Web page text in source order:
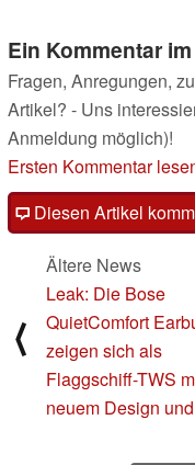
Ein Kommentar
Fragen, Anregungen,
Artikel? - Uns
Anmeldung möglich)!
Ersten Kommentar
Diesen Artikel
⟨
Ältere News
Leak: Die Bose
QuietComfort
zeigen sich als
Flaggschiff-TWS
neuem Design